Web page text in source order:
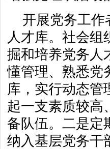
开展党务工作
人才库。社会组
掘和培养党务人
懂管理、熟悉党
库，实行动态管
起一支素质较高
备队伍。二是定
纳入基层党务干